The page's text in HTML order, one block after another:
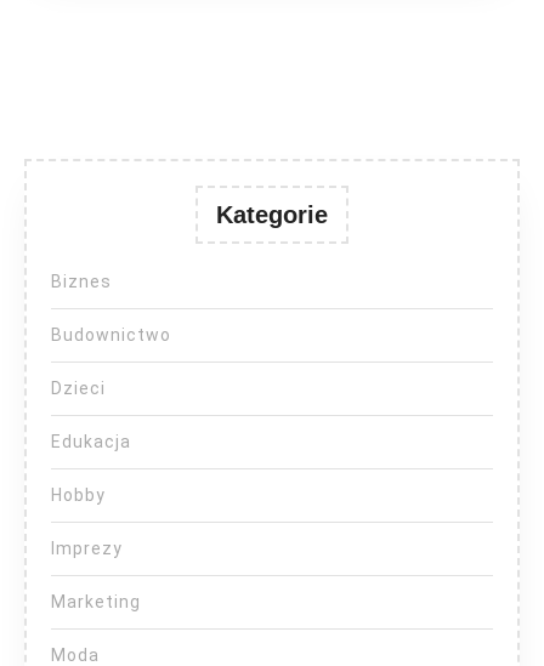
Kategorie
Biznes
Budownictwo
Dzieci
Edukacja
Hobby
Imprezy
Marketing
Moda